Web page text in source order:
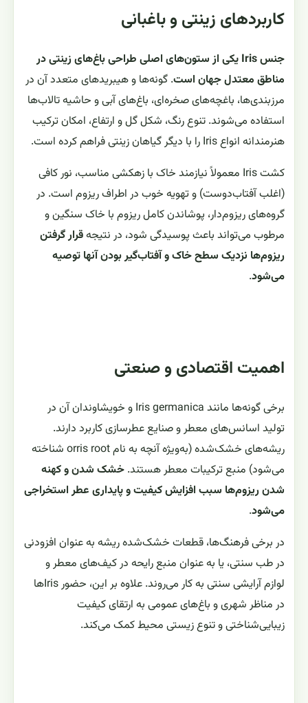
کاربردهای زینتی و باغبانی
جنس Iris یکی از ستون‌های اصلی طراحی باغ‌های زینتی در
مناطق معتدل جهان است. گونه‌ها و هیبریدهای متعدد آن در
مرزبندی‌ها، باغچه‌های صخره‌ای، باغ‌های آبی و حاشیه تالاب‌ها
استفاده می‌شوند. تنوع رنگ، شکل گل و ارتفاع، امکان ترکیب
هنرمندانه انواع Iris را با دیگر گیاهان زینتی فراهم کرده است.
کشت Iris معمولاً نیازمند خاک با زهکشی مناسب، نور کافی
(اغلب آفتاب‌دوست) و تهویه خوب در اطراف ریزوم است. در
گروه‌های ریزوم‌دار، پوشاندن کامل ریزوم با خاک سنگین و
مرطوب می‌تواند باعث پوسیدگی شود، در نتیجهقرار گرفتن
ریزوم‌ها نزدیک سطح خاک و آفتاب‌گیر بودن آنها توصیه
می‌شود.
اهمیت اقتصادی و صنعتی
برخی گونه‌ها مانند Iris germanica و خویشاوندان آن در
تولید اسانس‌های معطر و صنایع عطرسازی کاربرد دارند.
ریشه‌های خشک‌شده (به‌ویژه آنچه به نام orris root شناخته
می‌شود) منبع ترکیبات معطر هستند. خشک شدن و کهنه
شدن ریزوم‌ها سبب افزایش کیفیت و پایداری عطر استخراجی
می‌شود.
در برخی فرهنگ‌ها، قطعات خشک‌شده ریشه به عنوان افزودنی
در طب سنتی، یا به عنوان منبع رایحه در کیف‌های معطر و
لوازم آرایشی سنتی به کار می‌روند. علاوه بر این، حضور Iris‌ها
در مناظر شهری و باغ‌های عمومی به ارتقای کیفیت
زیبایی‌شناختی و تنوع زیستی محیط کمک می‌کند.